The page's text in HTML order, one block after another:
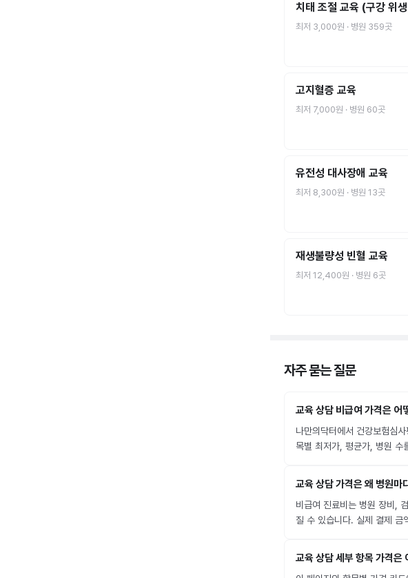
치태 조절 교육 (구강 위
최저 3,000원 · 병원 359곳
고지혈증 교육
최저 7,000원 · 병원 60곳
유전성 대사장애 교육
최저 8,300원 · 병원 13곳
재생불량성 빈혈 교육
최저 12,400원 · 병원 6곳
자주 묻는 질문
교육 상담 비급여 가격은 어
나만의닥터에서 건강보험심
목별 최저가, 평균가, 병원 수
교육 상담 가격은 왜 병원마
비급여 진료비는 병원 장비,
질 수 있습니다. 실제 결제 금
교육 상담 세부 항목 가격은